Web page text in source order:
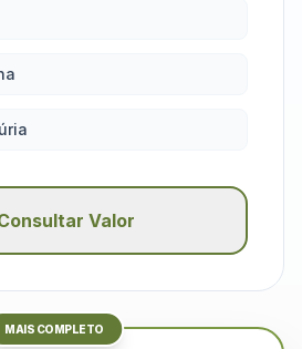
Valor
MAIS COMPLETO